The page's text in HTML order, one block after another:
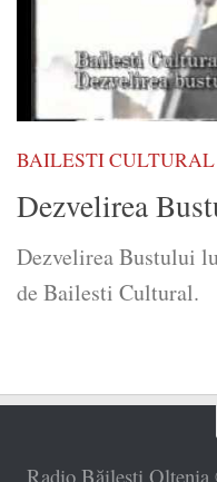
BAILESTI CULTURAL
Dezvelirea
Dezvelirea Bustului
de Bailesti Cultural.
Radio Băilești Oltenia